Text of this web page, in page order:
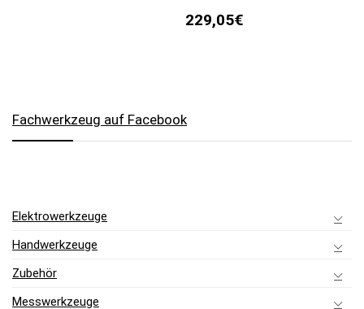
229,05€
Fachwerkzeug auf Facebook
Elektrowerkzeuge
Handwerkzeuge
Zubehör
Messwerkzeuge